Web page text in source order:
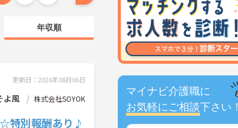
マイナビ介護職に
お気軽にご相談下さい！
年収順
更新日：2026年08月06日
よ風
株式会社SOYOK
☆特別報酬あり♪